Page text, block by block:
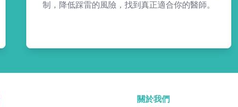
制，降低踩雷的風險，找到真正適合你的醫師。
關於我們